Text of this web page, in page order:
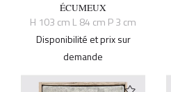
ÉCUMEUX
H 103 cm L 84 cm P 3 cm
Disponibilité et prix sur
demande